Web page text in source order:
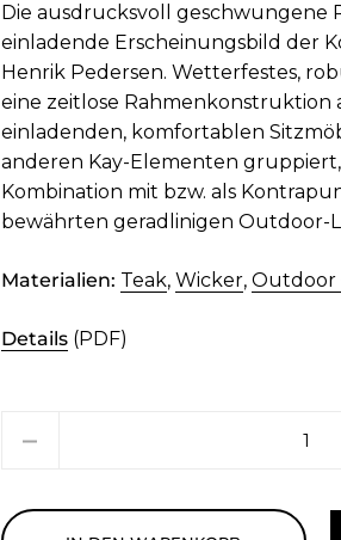
Die ausdrucksvoll geschwungene
einladende Erscheinungsbild der
Henrik Pedersen. Wetterfestes,
eine zeitlose Rahmenkonstruktion
einladenden, komfortablen
anderen Kay-Elementen
Kombination mit bzw. als
bewährten geradlinigen Outdoor-
Materialien: Teak, Wicker, Outdoor
Details(PDF)